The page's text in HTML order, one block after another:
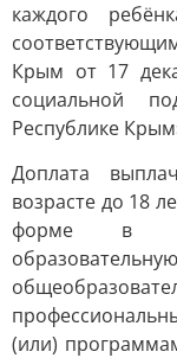
каждого
Крым от 17
социальной
Республике
Доплата
возрасте до 18
форме в
(или)